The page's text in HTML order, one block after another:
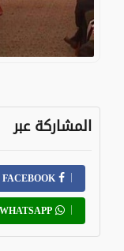
المشاركة عبر
FACEBOOK
WHATSAPP